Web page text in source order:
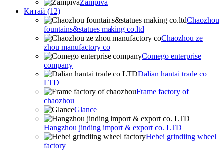
Zampiva
Китай (12)
Chaozhou
fountains&statues making co.ltd
Chaozhou ze
zhou manufactory co
Comego enterprise
company
Dalian hantai trade co
LTD
Frame factory of
chaozhou
Glance
Hangzhou jinding import & export co. LTD
Hebei grindiing wheel
factory